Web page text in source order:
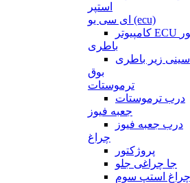
استپر
ای سی یو (ecu)
باطری
سینی زیر باطری
بوق
ترموستات
درب ترموستات
جعبه فیوز
درب جعبه فیوز
چراغ
پروژکتور
جا چراغی جلو